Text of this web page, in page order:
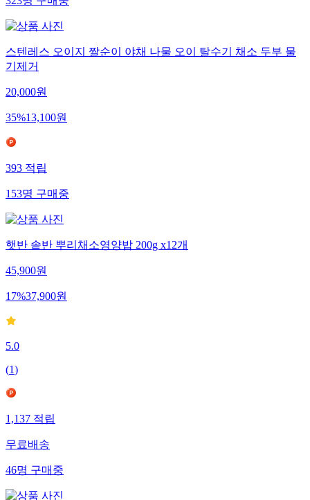
323명구매중
스텐레스 오이지 짤순이 야채 나물 오이 탈수기 채소 두부 물
기제거
20,000원
35%13,100원
393적립
153명구매중
햇반 솥반 뿌리채소영양밥 200g x12개
45,900원
17%37,900원
5.0
(1)
1,137적립
무료배송
46명구매중